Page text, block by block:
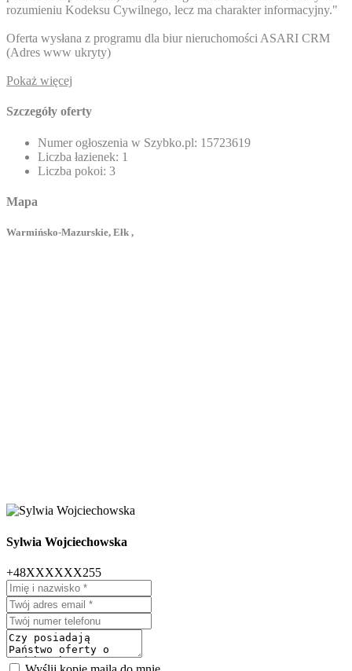
rozumieniu Kodeksu Cywilnego, lecz ma charakter informacyjny."
Oferta wysłana z programu dla biur nieruchomości ASARI CRM
(Adres www ukryty)
Pokaż więcej
Szczegóły oferty
Numer ogłoszenia w Szybko.pl: 15723619
Liczba łazienek: 1
Liczba pokoi: 3
Mapa
Warmińsko-Mazurskie, Ełk ,
Sylwia Wojciechowska
+48XXXXXX255